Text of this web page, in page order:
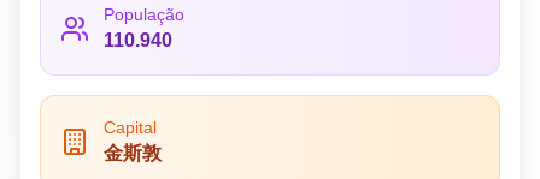
População
110.940
Capital
金斯敦